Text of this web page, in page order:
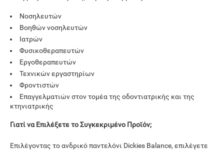
Νοσηλευτών
Βοηθών νοσηλευτών
Ιατρών
Φυσικοθεραπευτών
Εργοθεραπευτών
Τεχνικών εργαστηρίων
Φροντιστών
Επαγγελματιών στον τομέα της οδοντιατρικής και της
κτηνιατρικής
Γιατί να Επιλέξετε το Συγκεκριμένο Προϊόν;
Επιλέγοντας το ανδρικό παντελόνι Dickies Balance, επιλέγετε